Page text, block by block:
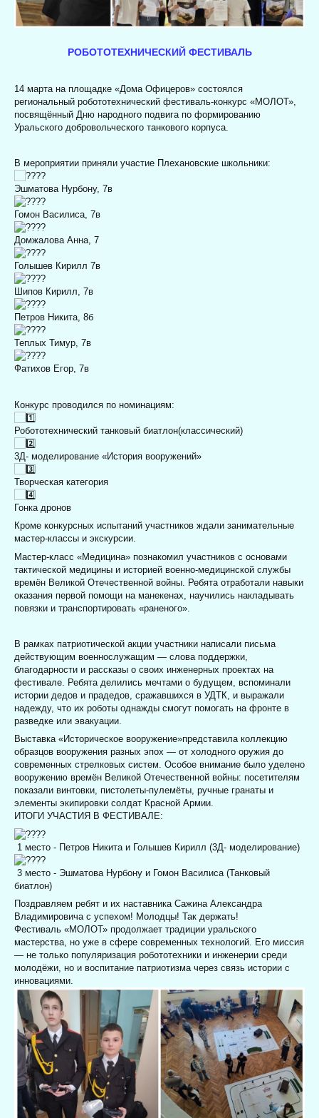
РОБОТОТЕХНИЧЕСКИЙ ФЕСТИВАЛЬ
14 марта на площадке «Дома Офицеров» состоялся
региональный робототехнический фестиваль-конкурс «МОЛОТ»,
посвящённый Дню народного подвига по формированию
Уральского добровольческого танкового корпуса.
В мероприятии приняли участие Плехановские школьники:
Эшматова Нурбону, 7в
Гомон Василиса, 7в
Домжалова Анна, 7
Голышев Кирилл 7в
Шипов Кирилл, 7в
Петров Никита, 8б
Теплых Тимур, 7в
Фатихов Егор, 7в
Конкурс проводился по номинациям:
Робототехнический танковый биатлон(классический)
3Д- моделирование «История вооружений»
Творческая категория
Гонка дронов
Кроме конкурсных испытаний участников ждали занимательные
мастер-классы и экскурсии.
Мастер‑класс «Медицина» познакомил участников с основами
тактической медицины и историей военно‑медицинской службы
времён Великой Отечественной войны. Ребята отработали навыки
оказания первой помощи на манекенах, научились накладывать
повязки и транспортировать «раненого».
В рамках патриотической акции участники написали письма
действующим военнослужащим — слова поддержки,
благодарности и рассказы о своих инженерных проектах на
фестивале. Ребята делились мечтами о будущем, вспоминали
истории дедов и прадедов, сражавшихся в УДТК, и выражали
надежду, что их роботы однажды смогут помогать на фронте в
разведке или эвакуации.
Выставка «Историческое вооружение»представила коллекцию
образцов вооружения разных эпох — от холодного оружия до
современных стрелковых систем. Особое внимание было уделено
вооружению времён Великой Отечественной войны: посетителям
показали винтовки, пистолеты‑пулемёты, ручные гранаты и
элементы экипировки солдат Красной Армии.
ИТОГИ УЧАСТИЯ В ФЕСТИВАЛЕ:
1 место - Петров Никита и Голышев Кирилл (3Д- моделирование)
3 место - Эшматова Нурбону и Гомон Василиса (Танковый
биатлон)
Поздравляем ребят и их наставника Сажина Александра
Владимировича с успехом! Молодцы! Так держать!
Фестиваль «МОЛОТ» продолжает традиции уральского
мастерства, но уже в сфере современных технологий. Его миссия
— не только популяризация робототехники и инженерии среди
молодёжи, но и воспитание патриотизма через связь истории с
инновациями.